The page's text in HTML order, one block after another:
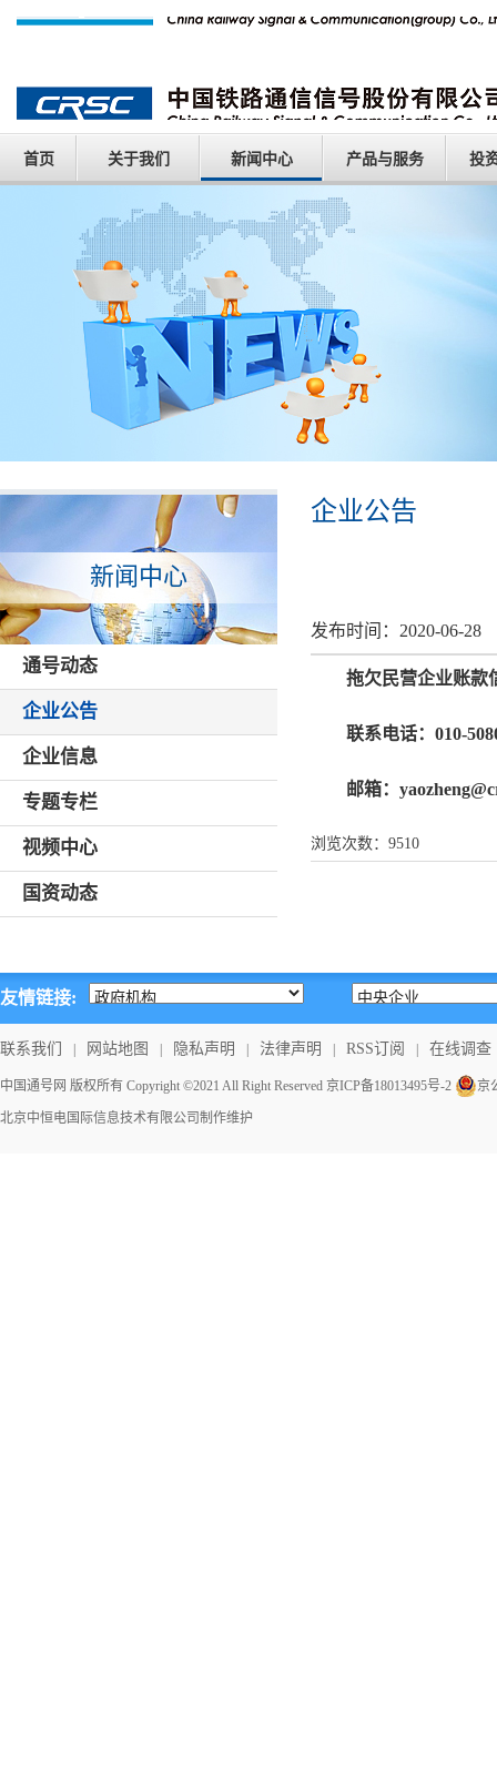
首页 关于我们 新闻中心 产品与服务 投
新闻中心
通号动态
企业公告
企业信息
专题专栏
视频中心
国资动态
企业公告
发布时间： 2020-06-28
拖欠民营企业账
联系电话：010-
邮箱：
浏览次数： 9510
友情链接:
联系我们 网站地图 隐私声明 法律声明 RSS订阅 在线调查
中国通号网 版权所有 Copyright ©2021 All Right Reserved 京ICP备18013495号-2 京
北京中恒电国际信息技术有限公司 制作维护